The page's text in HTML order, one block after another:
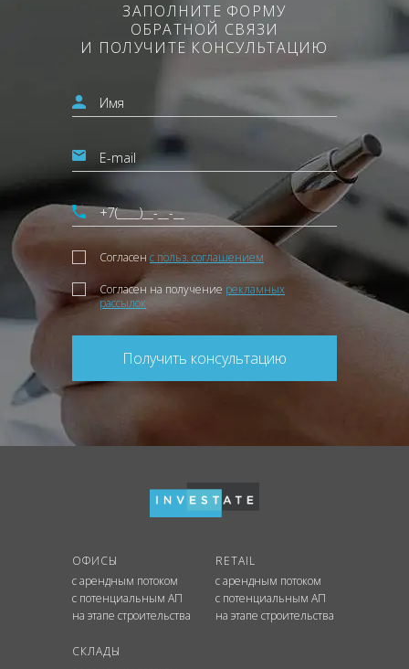
ЗАПОЛНИТЕ ФОРМУ
ОБРАТНОЙ СВЯЗИ
И ПОЛУЧИТЕ КОНСУЛЬТАЦИЮ
Согласен с польз. соглашением
Согласен на получение рекламных
рассылок
Получить консультацию
ОФИСЫ
с арендным потоком
с потенциальным АП
на этапе строительства
RETAIL
с арендным потоком
с потенциальным АП
на этапе строительства
СКЛАДЫ